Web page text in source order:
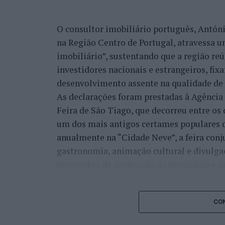
O consultor imobiliário português,
na Região Centro de Portugal, atravessa
imobiliário”, sustentando que a região
investidores nacionais e estrangeiros,
desenvolvimento assente na qualidade
As declarações foram prestadas à
Feira de São Tiago, que decorreu entre
um dos mais antigos certames
anualmente na “Cidade Neve”, a feira
gastronomia, animação cultural e
Para António Carlos, o crescimento
cumprimento dos objetivos que traçou
empresário considera que o